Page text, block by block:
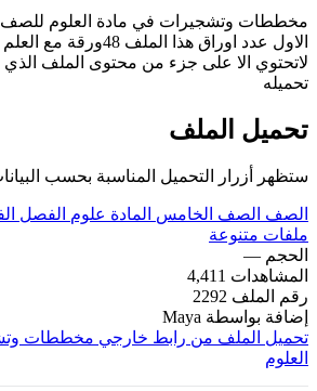
مخططات وتشجيرات في مادة العلوم
الاول عدد اوراق هذا
لاتحتوي الا على جزء من محتوى الملف الذي
تحميله
تحميل الملف
ستظهر أزرار التحميل المناسبة بحسب
الصف الصف الخامس المادة علوم الفصل
ملفات متنوعة
الحجم —
المشاهدات 4,411
رقم الملف 2292
إضافة بواسطة Maya
تحميل الملف من رابط خارجي مخططات
العلوم